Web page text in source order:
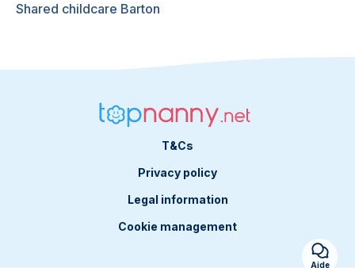
Shared childcare Barton
T&Cs
Privacy policy
Legal information
Cookie management
Aide